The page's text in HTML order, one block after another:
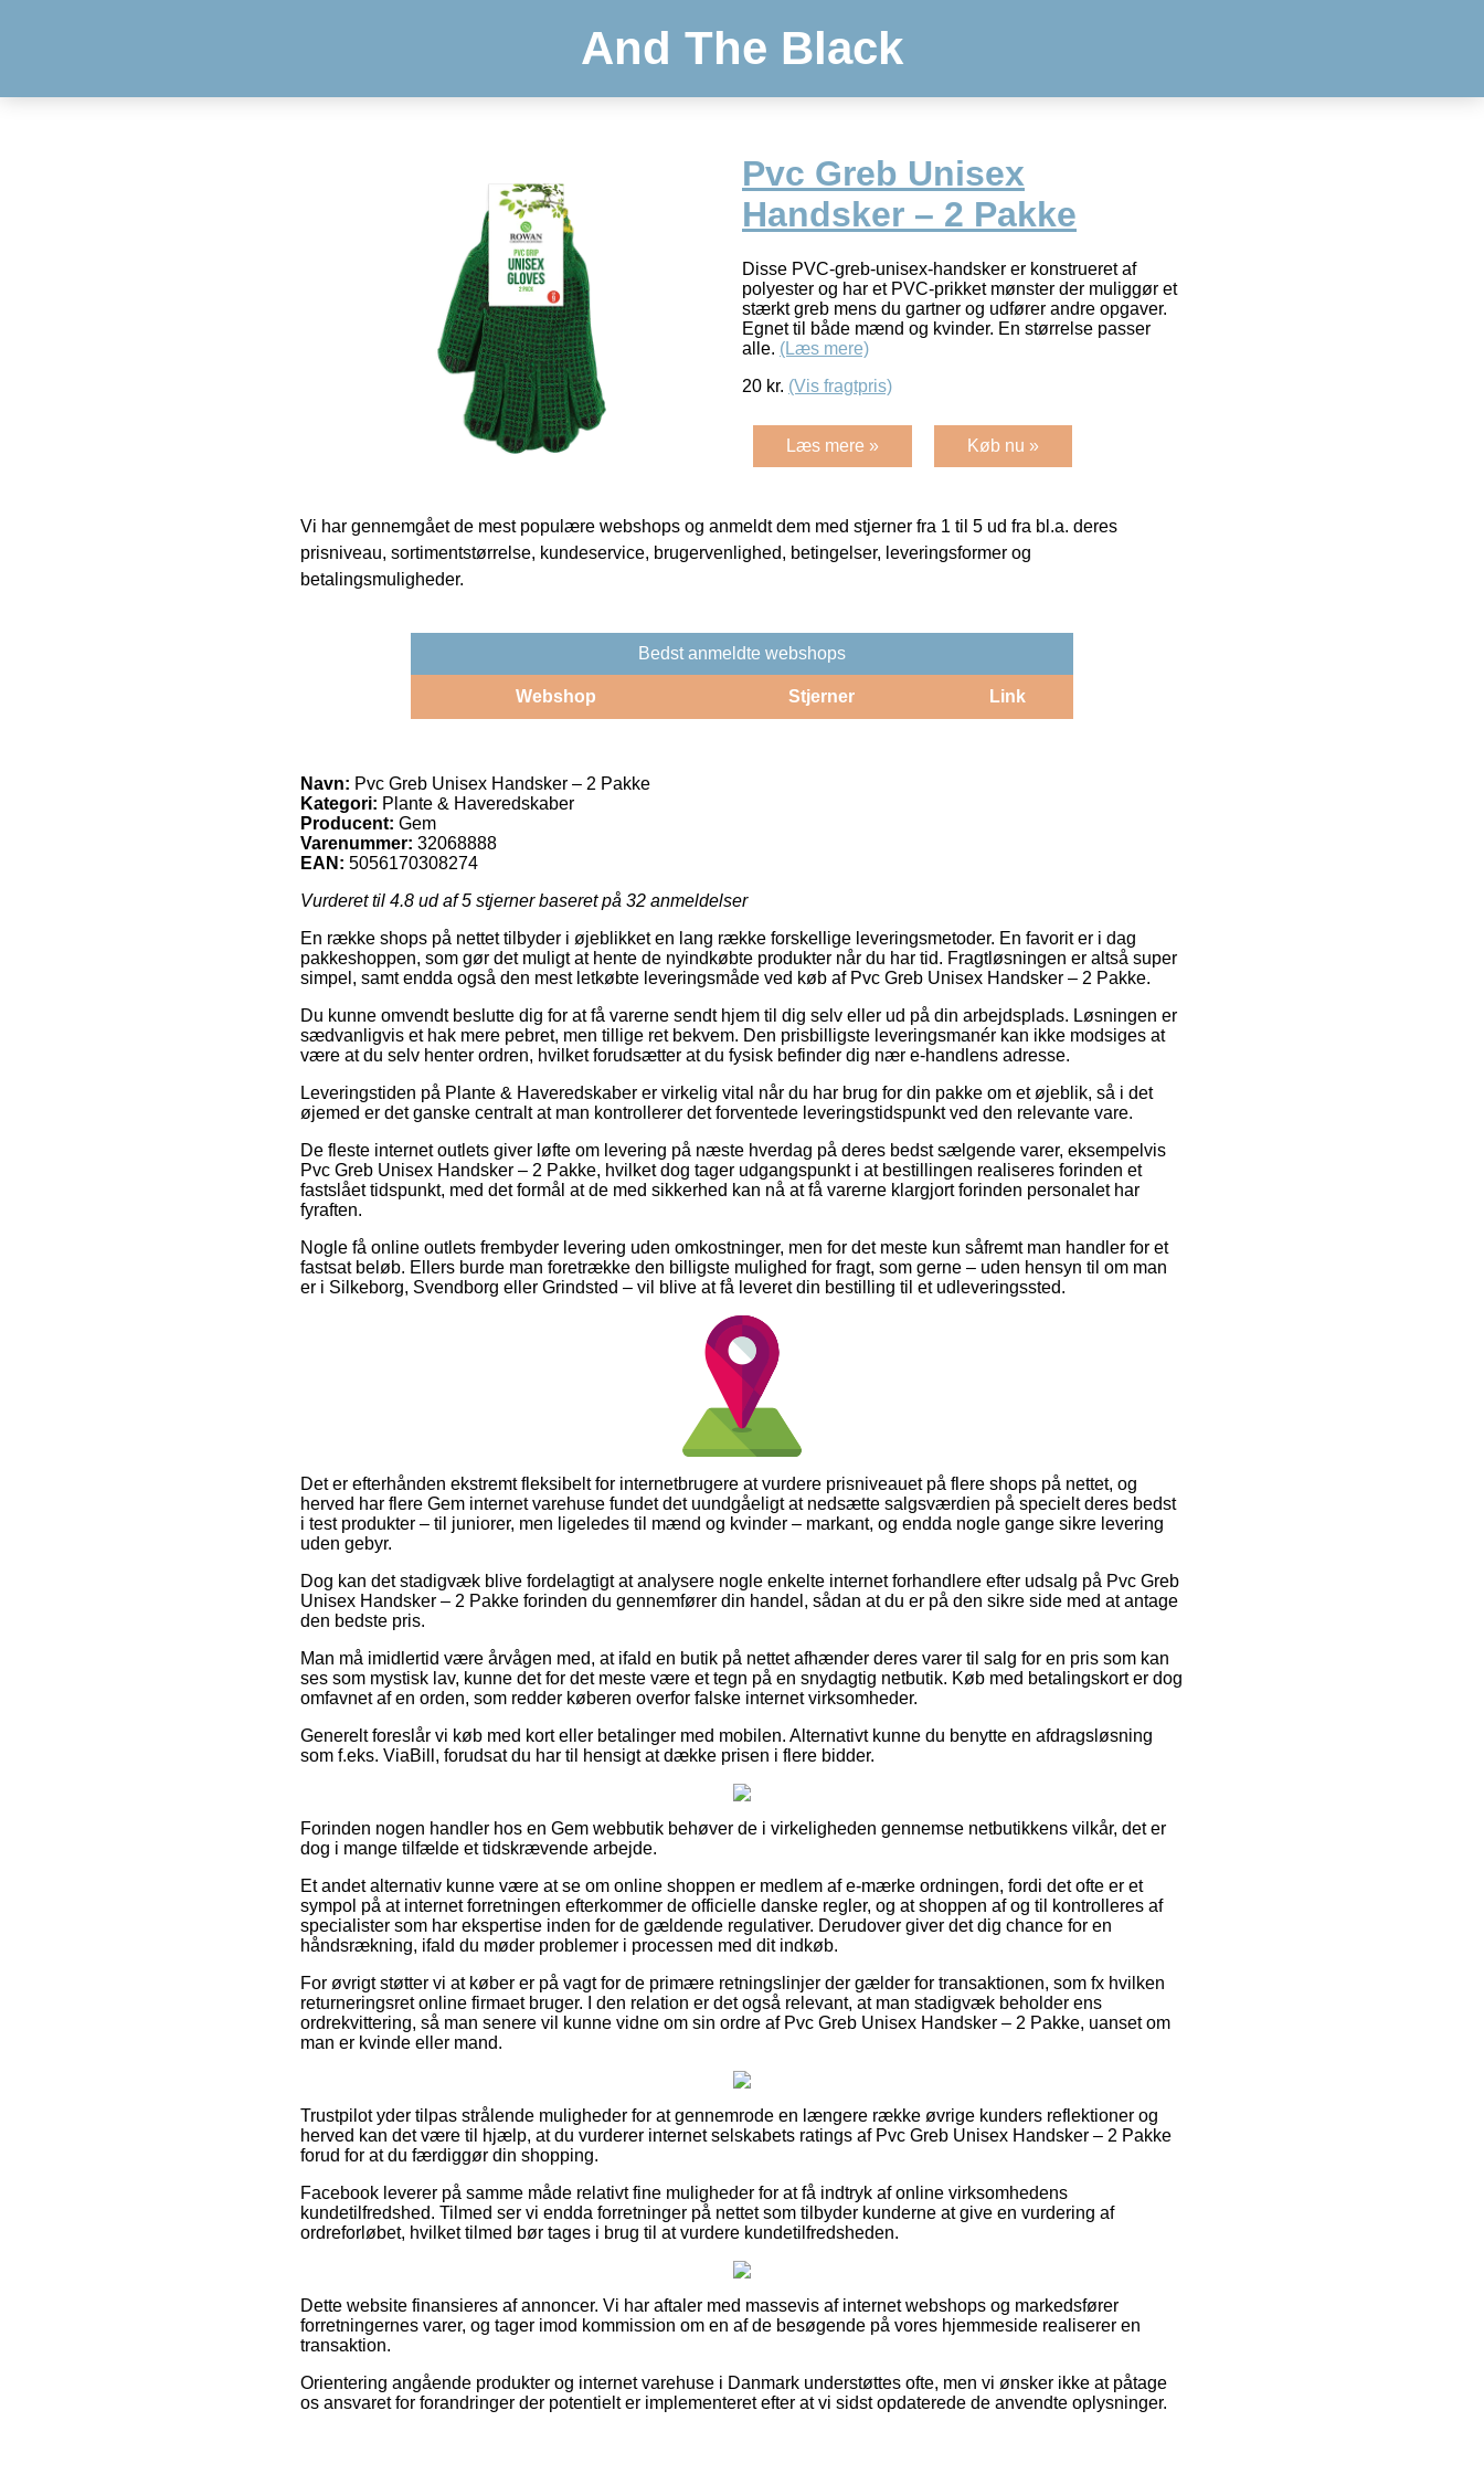
And The Black
Pvc Greb Unisex
Handsker – 2 Pakke
Disse PVC-greb-unisex-handsker er konstrueret af
polyester og har et PVC-prikket mønster der muliggør et
stærkt greb mens du gartner og udfører andre opgaver.
Egnet til både mænd og kvinder. En størrelse passer
alle. (Læs mere)
20 kr. (Vis fragtpris)
Læs mere » Køb nu »
Vi har gennemgået de mest populære webshops og anmeldt dem med stjerner fra 1 til 5 ud fra bl.a. deres
prisniveau, sortimentstørrelse, kundeservice, brugervenlighed, betingelser, leveringsformer og
betalingsmuligheder.
Bedst anmeldte webshops
Webshop Stjerner Link
Navn: Pvc Greb Unisex Handsker – 2 Pakke
Kategori: Plante & Haveredskaber
Producent: Gem
Varenummer: 32068888
EAN: 5056170308274
Vurderet til 4.8 ud af 5 stjerner baseret på 32 anmeldelser
En række shops på nettet tilbyder i øjeblikket en lang række forskellige leveringsmetoder. En favorit er i dag
pakkeshoppen, som gør det muligt at hente de nyindkøbte produkter når du har tid. Fragtløsningen er altså super
simpel, samt endda også den mest letkøbte leveringsmåde ved køb af Pvc Greb Unisex Handsker – 2 Pakke.
Du kunne omvendt beslutte dig for at få varerne sendt hjem til dig selv eller ud på din arbejdsplads. Løsningen er
sædvanligvis et hak mere pebret, men tillige ret bekvem. Den prisbilligste leveringsmanér kan ikke modsiges at
være at du selv henter ordren, hvilket forudsætter at du fysisk befinder dig nær e-handlens adresse.
Leveringstiden på Plante & Haveredskaber er virkelig vital når du har brug for din pakke om et øjeblik, så i det
øjemed er det ganske centralt at man kontrollerer det forventede leveringstidspunkt ved den relevante vare.
De fleste internet outlets giver løfte om levering på næste hverdag på deres bedst sælgende varer, eksempelvis
Pvc Greb Unisex Handsker – 2 Pakke, hvilket dog tager udgangspunkt i at bestillingen realiseres forinden et
fastslået tidspunkt, med det formål at de med sikkerhed kan nå at få varerne klargjort forinden personalet har
fyraften.
Nogle få online outlets frembyder levering uden omkostninger, men for det meste kun såfremt man handler for et
fastsat beløb. Ellers burde man foretrække den billigste mulighed for fragt, som gerne – uden hensyn til om man
er i Silkeborg, Svendborg eller Grindsted – vil blive at få leveret din bestilling til et udleveringssted.
Det er efterhånden ekstremt fleksibelt for internetbrugere at vurdere prisniveauet på flere shops på nettet, og
herved har flere Gem internet varehuse fundet det uundgåeligt at nedsætte salgsværdien på specielt deres bedst
i test produkter – til juniorer, men ligeledes til mænd og kvinder – markant, og endda nogle gange sikre levering
uden gebyr.
Dog kan det stadigvæk blive fordelagtigt at analysere nogle enkelte internet forhandlere efter udsalg på Pvc Greb
Unisex Handsker – 2 Pakke forinden du gennemfører din handel, sådan at du er på den sikre side med at antage
den bedste pris.
Man må imidlertid være årvågen med, at ifald en butik på nettet afhænder deres varer til salg for en pris som kan
ses som mystisk lav, kunne det for det meste være et tegn på en snydagtig netbutik. Køb med betalingskort er dog
omfavnet af en orden, som redder køberen overfor falske internet virksomheder.
Generelt foreslår vi køb med kort eller betalinger med mobilen. Alternativt kunne du benytte en afdragsløsning
som f.eks. ViaBill, forudsat du har til hensigt at dække prisen i flere bidder.
Forinden nogen handler hos en Gem webbutik behøver de i virkeligheden gennemse netbutikkens vilkår, det er
dog i mange tilfælde et tidskrævende arbejde.
Et andet alternativ kunne være at se om online shoppen er medlem af e-mærke ordningen, fordi det ofte er et
sympol på at internet forretningen efterkommer de officielle danske regler, og at shoppen af og til kontrolleres af
specialister som har ekspertise inden for de gældende regulativer. Derudover giver det dig chance for en
håndsrækning, ifald du møder problemer i processen med dit indkøb.
For øvrigt støtter vi at køber er på vagt for de primære retningslinjer der gælder for transaktionen, som fx hvilken
returneringsret online firmaet bruger. I den relation er det også relevant, at man stadigvæk beholder ens
ordrekvittering, så man senere vil kunne vidne om sin ordre af Pvc Greb Unisex Handsker – 2 Pakke, uanset om
man er kvinde eller mand.
Trustpilot yder tilpas strålende muligheder for at gennemrode en længere række øvrige kunders reflektioner og
herved kan det være til hjælp, at du vurderer internet selskabets ratings af Pvc Greb Unisex Handsker – 2 Pakke
forud for at du færdiggør din shopping.
Facebook leverer på samme måde relativt fine muligheder for at få indtryk af online virksomhedens
kundetilfredshed. Tilmed ser vi endda forretninger på nettet som tilbyder kunderne at give en vurdering af
ordreforløbet, hvilket tilmed bør tages i brug til at vurdere kundetilfredsheden.
Dette website finansieres af annoncer. Vi har aftaler med massevis af internet webshops og markedsfører
forretningernes varer, og tager imod kommission om en af de besøgende på vores hjemmeside realiserer en
transaktion.
Orientering angående produkter og internet varehuse i Danmark understøttes ofte, men vi ønsker ikke at påtage
os ansvaret for forandringer der potentielt er implementeret efter at vi sidst opdaterede de anvendte oplysninger.